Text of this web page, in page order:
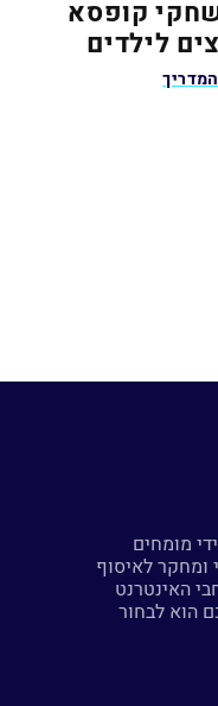
משחקי קופסא
לילדים
מומחים
ומחקר לאיסוף
האינטרנט
הוא לבחור